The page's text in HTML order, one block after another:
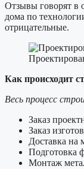
Отзывы говорят в
дома по
отрицательные.
Как происходит
Весь процесс
Заказ
Заказ
Доставка на
Подготовка
Монтаж